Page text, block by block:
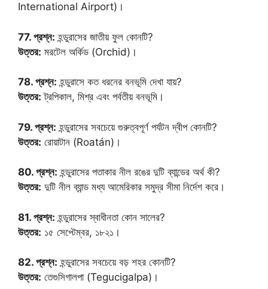
International Airport)।
77. প্রশ্ন: হন্ডুরাসের জাতীয় ফুল কোনটি?
উত্তর: মরটেল অর্কিড (Orchid)।
78. প্রশ্ন: হন্ডুরাসে কত ধরনের বনভূমি দেখা যায়?
উত্তর: ট্রপিকাল, মিশ্র এবং পর্বতীয় বনভূমি।
79. প্রশ্ন: হন্ডুরাসের সবচেয়ে গুরুত্বপূর্ণ পর্যটন দ্বীপ কোনটি?
উত্তর: রোয়াটান (Roatán)।
80. প্রশ্ন: হন্ডুরাসের পতাকার নীল রঙের দুটি ব্যান্ডের অর্থ কী?
উত্তর: দুটি নীল ব্যান্ড মধ্য আমেরিকার সমুদ্র সীমা নির্দেশ করে।
81. প্রশ্ন: হন্ডুরাসের স্বাধীনতা কোন সালের?
উত্তর: ১৫ সেপ্টেম্বর, ১৮২১।
82. প্রশ্ন: হন্ডুরাসের সবচেয়ে বড় শহর কোনটি?
উত্তর: তেগুসিগালপা (Tegucigalpa)।